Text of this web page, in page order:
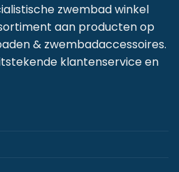
zwembad winkel
aan producten op
& zwembadaccessoires.
klantenservice en